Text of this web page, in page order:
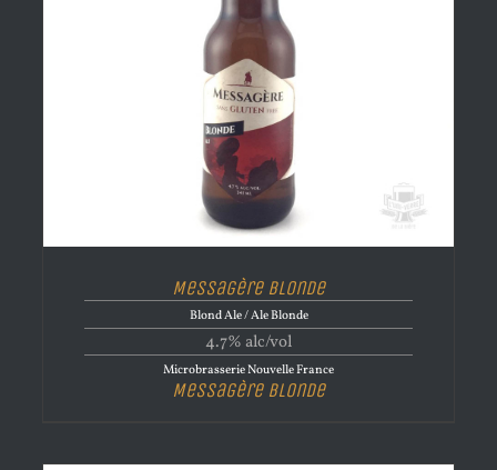
Messagère Blonde
Blond Ale / Ale Blonde
4.7% alc/vol
Microbrasserie Nouvelle France
Messagère Blonde